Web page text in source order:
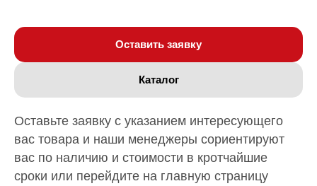
Оставить заявку
Каталог
Оставьте заявку с указанием интересующего
вас товара и наши менеджеры сориентируют
вас по наличию и стоимости в кротчайшие
сроки или перейдите на главную страницу